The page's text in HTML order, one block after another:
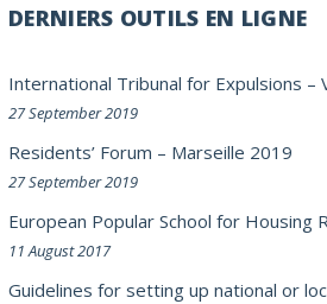
DERNIERS OUTILS EN LIGNE
International Tribunal for Expulsions –
27 September 2019
Residents’ Forum – Marseille 2019
27 September 2019
European Popular School for Housing
11 August 2017
Guidelines for setting up national or